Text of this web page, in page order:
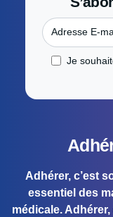
Adhérer, c’est
essentiel des
médicale.
Adresse E-
Je